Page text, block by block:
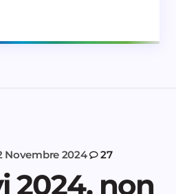
Novembre 2024 27
2024, non